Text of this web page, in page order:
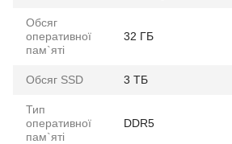
Обсяг
оперативної
пам`яті
32 ГБ
Обсяг SSD 3 ТБ
Тип
оперативної
пам`яті
DDR5